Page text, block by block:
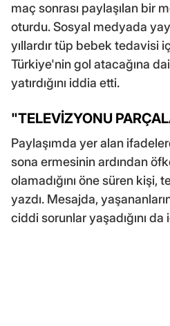
maç sonrası paylaşılan bir
oturdu. Sosyal medyada
yıllardır tüp bebek tedavisi
Türkiye'nin gol atacağına
yatırdığını iddia etti.
"TELEVİZYONU
Paylaşımda yer alan
sona ermesinin ardından
olamadığını öne süren kişi,
yazdı. Mesajda,
ciddi sorunlar yaşadığını da